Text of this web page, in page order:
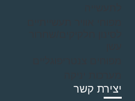
יצירת קשר